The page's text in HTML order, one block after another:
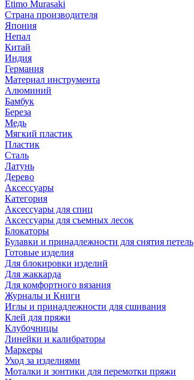
Etimo Murasaki
Страна производителя
Япония
Непал
Китай
Индия
Германия
Материал инструмента
Алюминий
Бамбук
Береза
Медь
Мягкий пластик
Пластик
Сталь
Латунь
Дерево
Аксессуары
Категория
Аксессуары для спиц
Аксессуары для съемных лесок
Блокаторы
Булавки и принадлежности для снятия петель
Готовые изделия
Для блокировки изделий
Для жаккарда
Для комфортного вязания
Журналы и Книги
Иглы и принадлежности для сшивания
Клей для пряжи
Клубочницы
Линейки и калибраторы
Маркеры
Уход за изделиями
Моталки и зонтики для перемотки пряжи